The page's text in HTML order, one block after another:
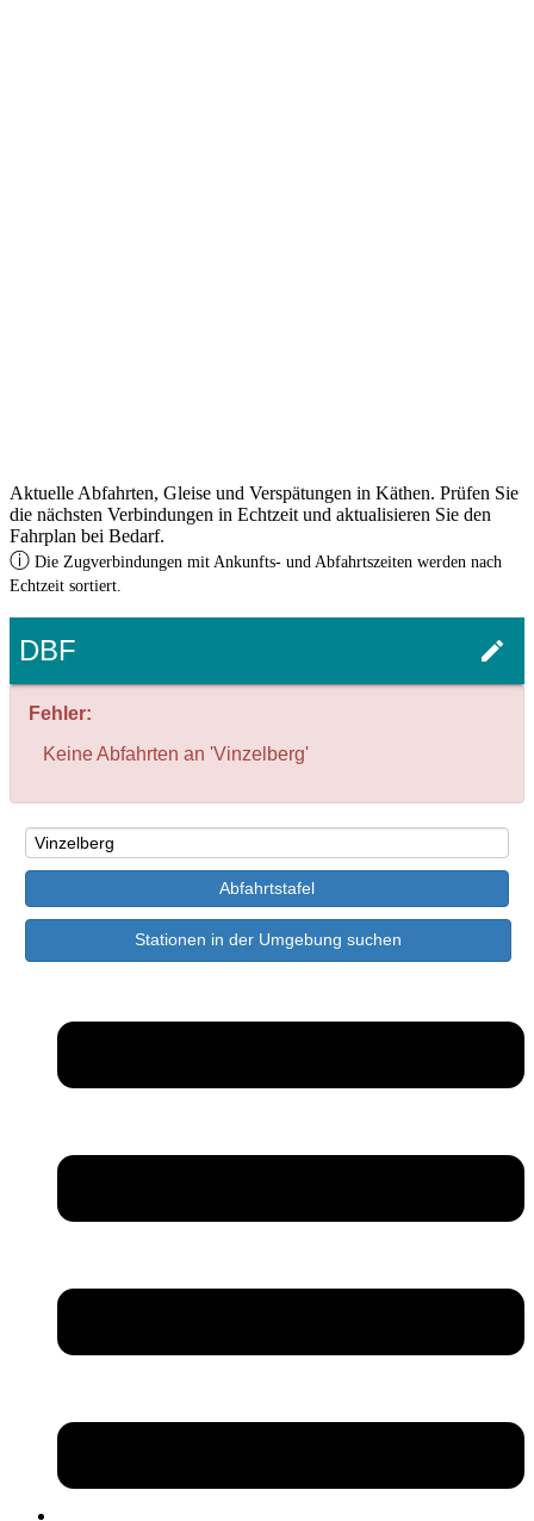
Aktuelle Abfahrten, Gleise und Verspätungen in Käthen. Prüfen Sie
die nächsten Verbindungen in Echtzeit und aktualisieren Sie den
Fahrplan bei Bedarf.
ⓘ Die Zugverbindungen mit Ankunfts- und Abfahrtszeiten werden nach
Echtzeit sortiert.